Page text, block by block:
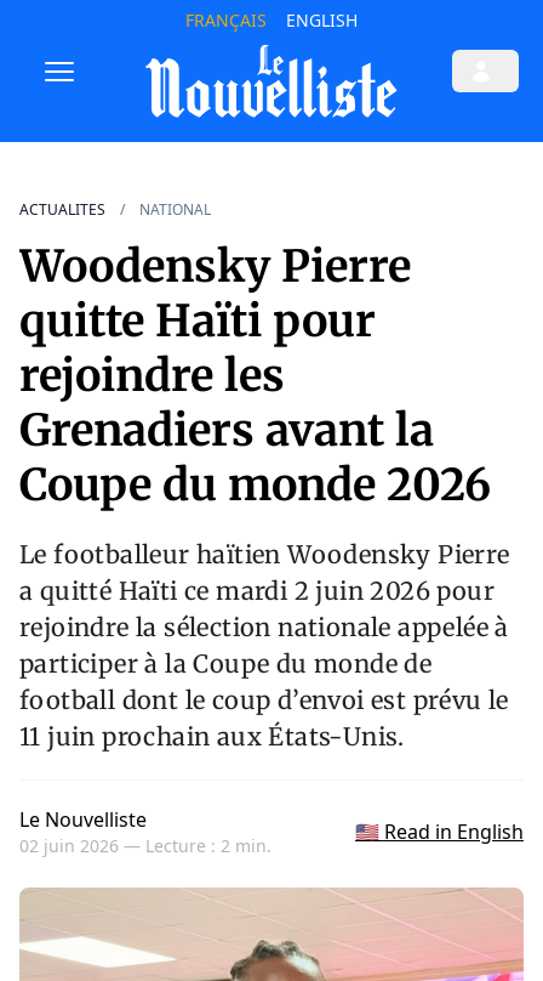
FRANÇAIS ENGLISH
ACTUALITES NATIONAL
Woodensky Pierre
quitte Haïti pour
rejoindre les
Grenadiers avant la
Coupe du monde 2026
Le footballeur haïtien Woodensky Pierre
a quitté Haïti ce mardi 2 juin 2026 pour
rejoindre la sélection nationale appelée à
participer à la Coupe du monde de
football dont le coup d’envoi est prévu le
11 juin prochain aux États-Unis.
Le Nouvelliste
02 juin 2026 — Lecture : 2 min.
🇺🇸 Read in English